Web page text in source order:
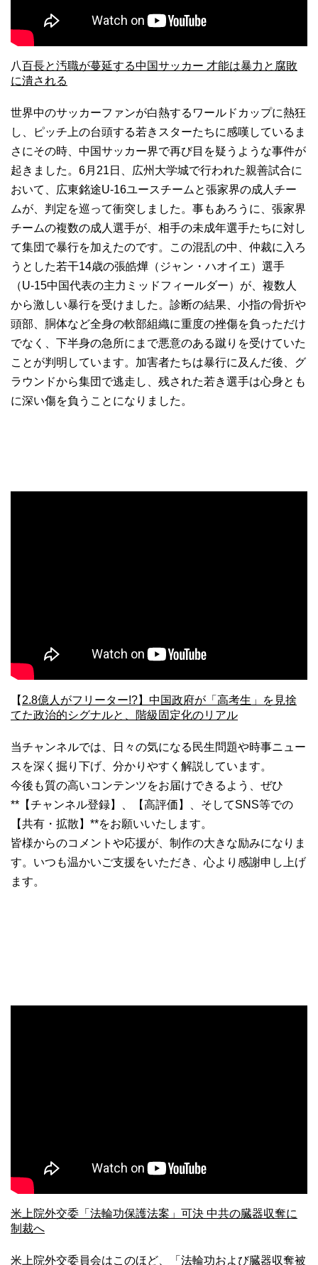
八 百長と汚職が蔓延する中国サッカー 才能は暴力と腐敗
に潰される
世界中のサッカーファンが白熱するワールドカップに熱狂
し、ピッチ上の台頭する若きスターたちに感嘆しているま
さにその時、中国サッカー界で再び目を疑うような事件が
起きました。6月21日、広州大学城で行われた親善試合に
おいて、広東銘途U-16ユースチームと張家界の成人チー
ムが、判定を巡って衝突しました。事もあろうに、張家界
チームの複数の成人選手が、相手の未成年選手たちに対し
て集団で暴行を加えたのです。この混乱の中、仲裁に入ろ
うとした若干14歳の張皓燁（ジャン・ハオイエ）選手
（U-15中国代表の主力ミッドフィールダー）が、複数人
から激しい暴行を受けました。診断の結果、小指の骨折や
頭部、胴体など全身の軟部組織に重度の挫傷を負っただけ
でなく、下半身の急所にまで悪意のある蹴りを受けていた
ことが判明しています。加害者たちは暴行に及んだ後、グ
ラウンドから集団で逃走し、残された若き選手は心身とも
に深い傷を負うことになりました。
【 2.8億人がフリーター!?】中国政府が「高考生」を見捨
てた政治的シグナルと、階級固定化のリアル
当チャンネルでは、日々の気になる民生問題や時事ニュー
スを深く掘り下げ、分かりやすく解説しています。
今後も質の高いコンテンツをお届けできるよう、ぜひ
**【チャンネル登録】、【高評価】、そしてSNS等での
【共有・拡散】**をお願いいたします。
皆様からのコメントや応援が、制作の大きな励みになりま
す。いつも温かいご支援をいただき、心より感謝申し上げ
ます。
米上院外交委「法輪功保護法案」可決 中共の臓器収奪に
制裁へ
米上院外交委員会はこのほど、「法輪功および臓器収奪被